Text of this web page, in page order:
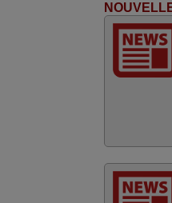
effectuée
expédiée
et attend